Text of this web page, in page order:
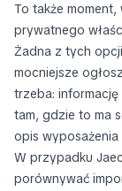
To także
prywatnego
Żadna z tych
mocniejsze
trzeba:
tam, gdzie to ma
opis
W przypadku
porównywać